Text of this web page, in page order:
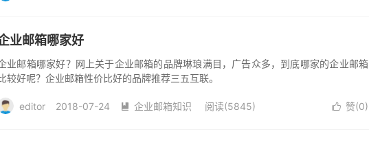
业邮箱哪家好
业邮箱哪家好？网上关于企业邮箱的品牌琳琅满目，广告众多，到底哪家的企业邮箱
较好呢？企业邮箱性价比好的品牌推荐三五互联。
editor 2018-07-24  企业邮箱知识 阅读(5845)  赞(0)